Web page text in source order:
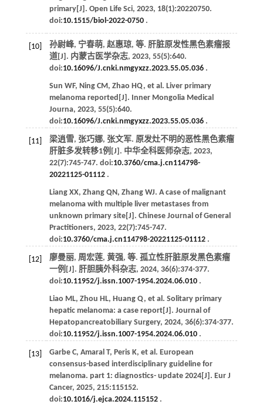
primary[J]. Open Life Sci, 2023, 18(1):20220750.
doi:10.1515/biol-2022-0750.
[10] 孙尉峰, 宁春萌, 赵惠琼, 等. 肝脏原发性黑色素瘤报
道[J]. 内蒙古医学杂志, 2023, 55(5):640.
doi:10.16096/J.cnki.nmgyxzz.2023.55.05.036.
Sun WF, Ning CM, Zhao HQ, et al. Liver primary
melanoma reported[J]. Inner Mongolia Medical
Journa, 2023, 55(5):640.
doi:10.16096/J.cnki.nmgyxzz.2023.55.05.036.
[11]
梁逍雪, 张巧娜, 张文军. 原发灶不明的恶性黑色素瘤
肝脏多发转移1例[J]. 中华全科医师杂志, 2023,
22(7):745-747. doi:10.3760/cma.j.cn114798-
20221125-01112.
Liang XX, Zhang QN, Zhang WJ. A case of malignant
melanoma with multiple liver metastases from
unknown primary site[J]. Chinese Journal of General
Practitioners, 2023, 22(7):745-747.
doi:10.3760/cma.j.cn114798-20221125-01112.
[12] 廖曼丽, 周宏莲, 黄强, 等. 孤立性肝脏原发黑色素瘤
一例[J]. 肝胆胰外科杂志, 2024, 36(6):374-377.
doi:10.11952/j.issn.1007-1954.2024.06.010.
Liao ML, Zhou HL, Huang Q, et al. Solitary primary
hepatic melanoma: a case report[J]. Journal of
Hepatopancreatobiliary Surgery, 2024, 36(6):374-377.
doi:10.11952/j.issn.1007-1954.2024.06.010.
[13] Garbe C, Amaral T, Peris K, et al. European
consensus-based interdisciplinary guideline for
melanoma. part 1: diagnostics- update 2024[J]. Eur J
Cancer, 2025, 215:115152.
doi:10.1016/j.ejca.2024.115152.